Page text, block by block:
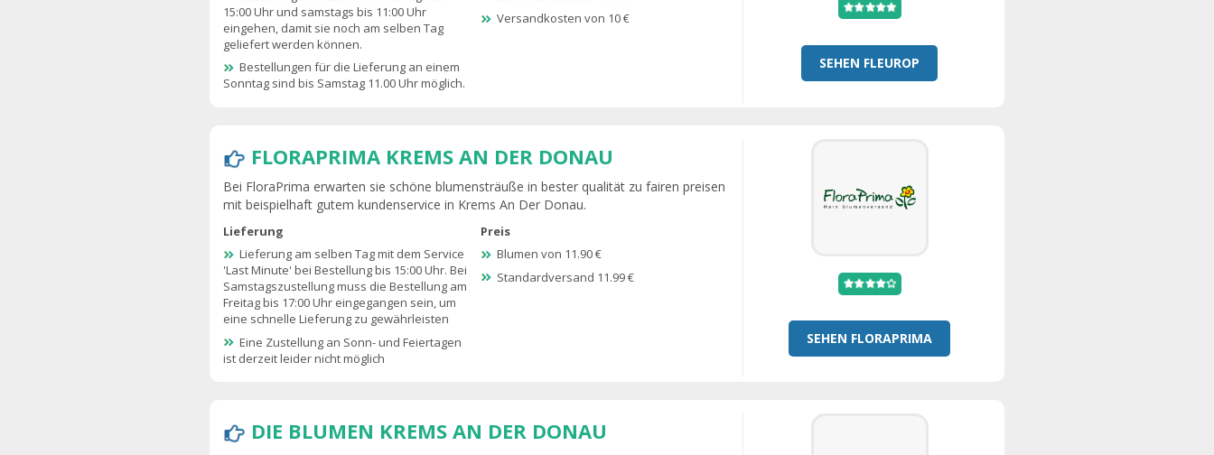
15:00 Uhr und samstags bis 11:00 Uhr
eingehen, damit sie noch am selben Tag
geliefert werden können.
Bestellungen für die Lieferung an einem
Sonntag sind bis Samstag 11.00 Uhr möglich.
Versandkosten von 10 €
SEHEN FLEUROP
FLORAPRIMA KREMS AN DER DONAU
Bei FloraPrima erwarten sie schöne blumensträuße in bester qualität zu fairen preisen
mit beispielhaft gutem kundenservice in Krems An Der Donau.
Lieferung
Lieferung am selben Tag mit dem Service
'Last Minute' bei Bestellung bis 15:00 Uhr. Bei
Samstagszustellung muss die Bestellung am
Freitag bis 17:00 Uhr eingegangen sein, um
eine schnelle Lieferung zu gewährleisten
Eine Zustellung an Sonn- und Feiertagen
ist derzeit leider nicht möglich
Preis
Blumen von 11.90 €
Standardversand 11.99 €
SEHEN FLORAPRIMA
DIE BLUMEN KREMS AN DER DONAU